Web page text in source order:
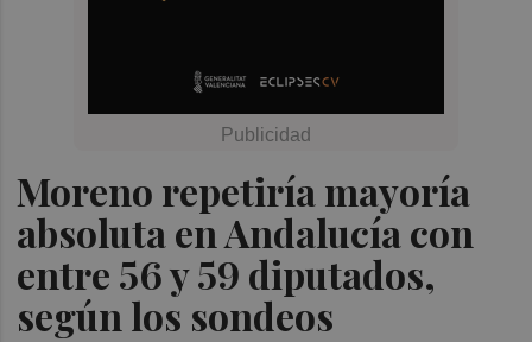
Moreno repetiría mayoría
absoluta en Andalucía con
entre 56 y 59 diputados,
según los sondeos